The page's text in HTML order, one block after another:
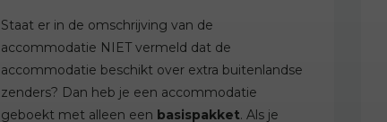
Staat er in de omschrijving van de
accommodatie NIET vermeld dat de
accommodatie beschikt over extra buitenlandse
zenders? Dan heb je een accommodatie
geboekt met alleen een basispakket. Als je